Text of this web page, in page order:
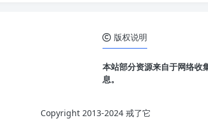
版权说明
本站部分资源来自于网络收
息。
Copyright 2013-2024 戒了它